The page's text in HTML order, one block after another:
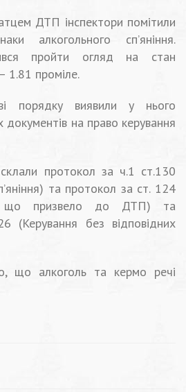
ДТП інспектори помітили
алкогольного сп’яніння.
пройти огляд на стан
1.81 проміле.
порядку виявили у нього
документів на право керування
протокол за ч.1 ст.130
та протокол за ст. 124
що призвело до ДТП) та
(Керування без відповідних
що алкоголь та кермо речі